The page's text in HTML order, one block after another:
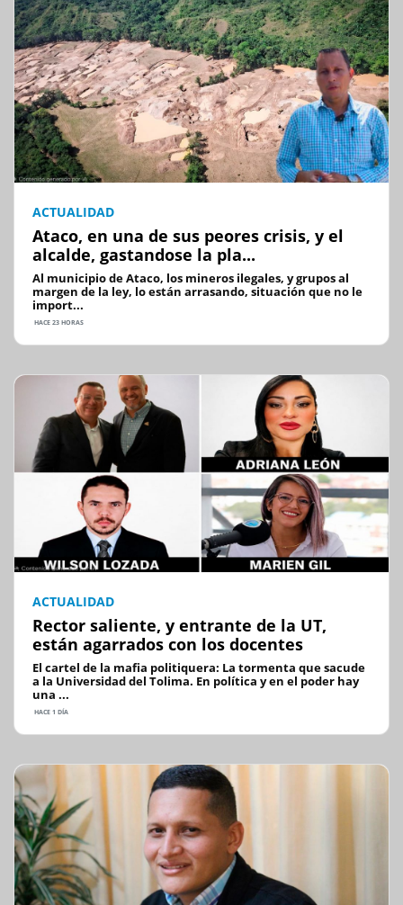
ACTUALIDAD
Ataco, en una de sus peores crisis, y el
alcalde, gastandose la pla...
Al municipio de Ataco, los mineros ilegales, y grupos al
margen de la ley, lo están arrasando, situación que no le
import...
HACE 23 HORAS
ACTUALIDAD
Rector saliente, y entrante de la UT,
están agarrados con los docentes
El cartel de la mafia politiquera: La tormenta que sacude
a la Universidad del Tolima. En política y en el poder hay
una ...
HACE 1 DÍA